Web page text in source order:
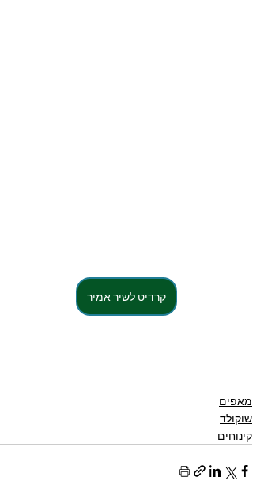
קרדיט לשיר אמיר
מאפים
שוקולד
קינוחים